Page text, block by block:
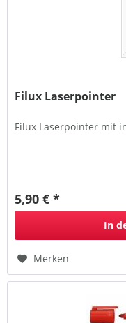
Filux Laserpointer
Filux Laserpointer mit
5,90 € *
In
Merken